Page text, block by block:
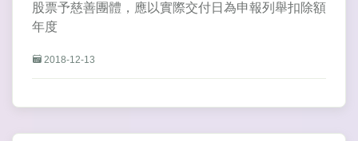
股票予慈善團體，應以實際交付日為申報列舉扣除額
年度
2018-12-13